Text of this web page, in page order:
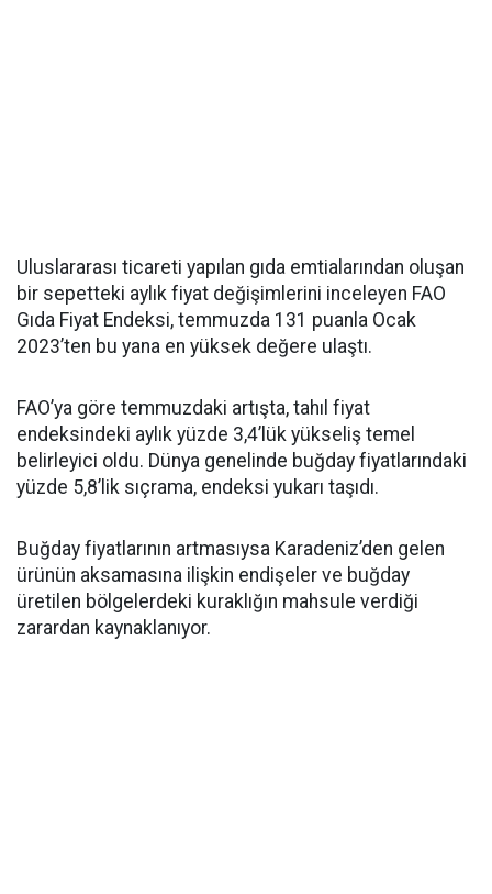
Uluslararası ticareti yapılan gıda emtialarından oluşan
bir sepetteki aylık fiyat değişimlerini inceleyen FAO
Gıda Fiyat Endeksi, temmuzda 131 puanla Ocak
2023’ten bu yana en yüksek değere ulaştı.
FAO’ya göre temmuzdaki artışta, tahıl fiyat
endeksindeki aylık yüzde 3,4’lük yükseliş temel
belirleyici oldu. Dünya genelinde buğday fiyatlarındaki
yüzde 5,8’lik sıçrama, endeksi yukarı taşıdı.
Buğday fiyatlarının artmasıysa Karadeniz’den gelen
ürünün aksamasına ilişkin endişeler ve buğday
üretilen bölgelerdeki kuraklığın mahsule verdiği
zarardan kaynaklanıyor.